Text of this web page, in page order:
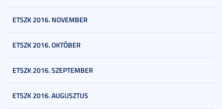
ETSZK 2016. NOVEMBER
ETSZK 2016. OKTÓBER
ETSZK 2016. SZEPTEMBER
ETSZK 2016. AUGUSZTUS